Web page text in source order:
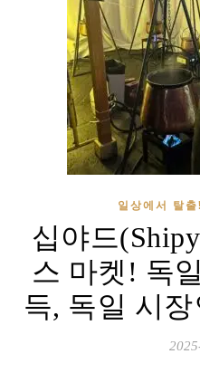
일상에서 탈
십야드
스 마켓! 독
득, 독일 시